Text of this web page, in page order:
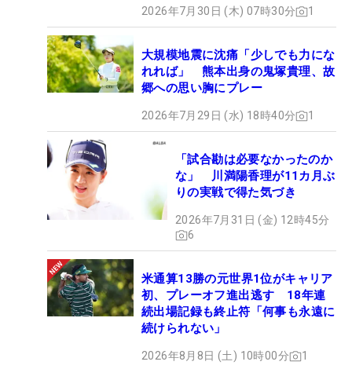
2026年7月30日 (木) 07時30分 1
大規模地震に沈痛「少しでも力にな
れれば」 熊本出身の鬼塚貴理、故
郷への思い胸にプレー
2026年7月29日 (水) 18時40分 1
「試合勘は必要なかったのか
な」 川満陽香理が11カ月ぶ
りの実戦で得た気づき
2026年7月31日 (金) 12時45分
6
米通算13勝の元世界1位がキャリア
初、プレーオフ進出逃す 18年連
続出場記録も終止符「何事も永遠に
続けられない」
2026年8月8日 (土) 10時00分 1